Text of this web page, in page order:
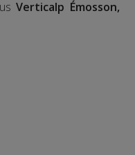
Verticalp Émosson,